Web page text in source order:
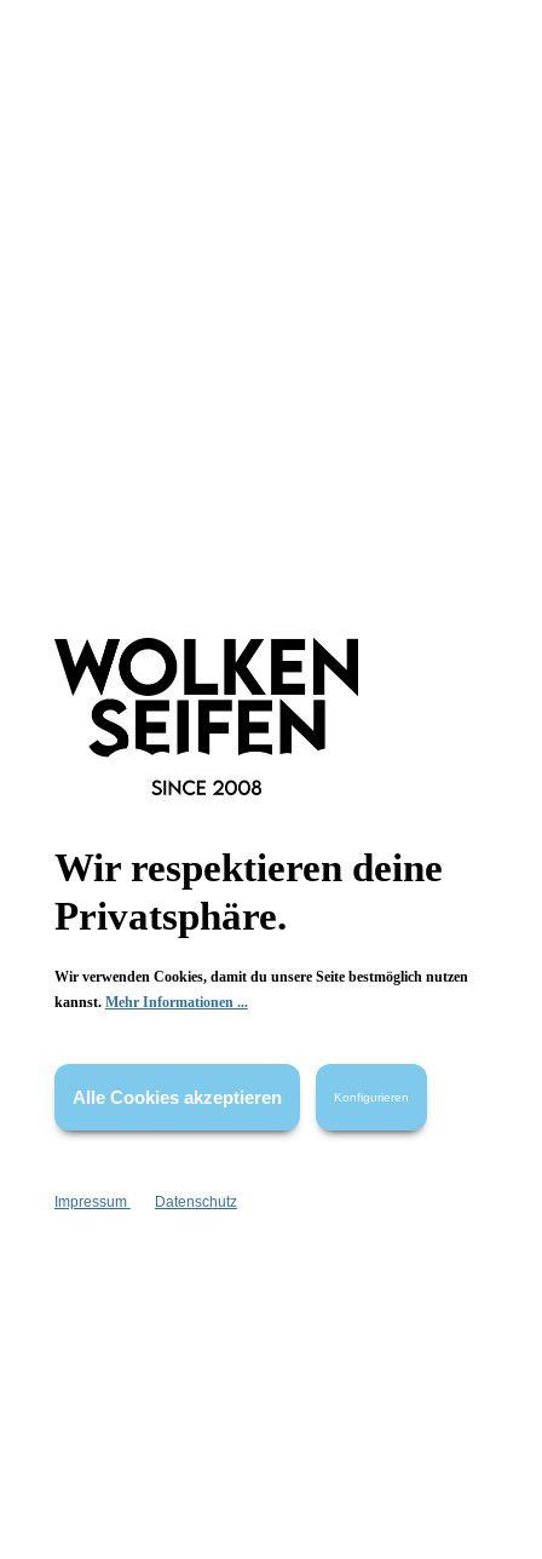
Informationen
Gesetzliche Informationen
Wissenswertes
FAQ
Vertrag widerrufen
* Alle Preise inkl. gesetzl. Mehrwertsteuer zzgl.Versandkosten
wenn nicht anders angegeben.
Wir respektieren deine
Privatsphäre.
Wir verwenden Cookies, damit du unsere Seite bestmöglich nutzen
kannst. Mehr Informationen ...
Alle Cookies akzeptieren Konfigurieren
Impressum Datenschutz